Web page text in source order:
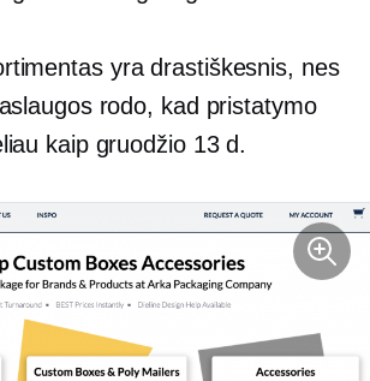
yra drastiškesnis, nes
rodo, kad pristatymo
kaip gruodžio 13 d.